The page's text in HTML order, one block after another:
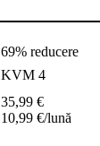
69% reducere
KVM 4
35,99 €
10,99 €/lună